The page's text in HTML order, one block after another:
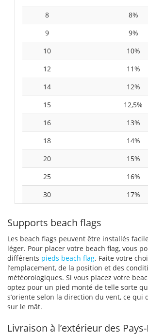
8
8%
9
9%
10
10%
12
11%
14
12%
15
12,5%
16
13%
18
14%
20
15%
25
16%
30
17%
Supports beach flags
Les beach flags peuvent être installés
léger. Pour placer votre beach flag, vous
différents pieds beach flag. Faite votre
l’emplacement, de la position et des
météorologiques. Si vous placez votre
optez pour un pied monté de telle sorte
s’oriente selon la direction du vent, ce qui
sur le mât.
Livraison à l’extérieur des